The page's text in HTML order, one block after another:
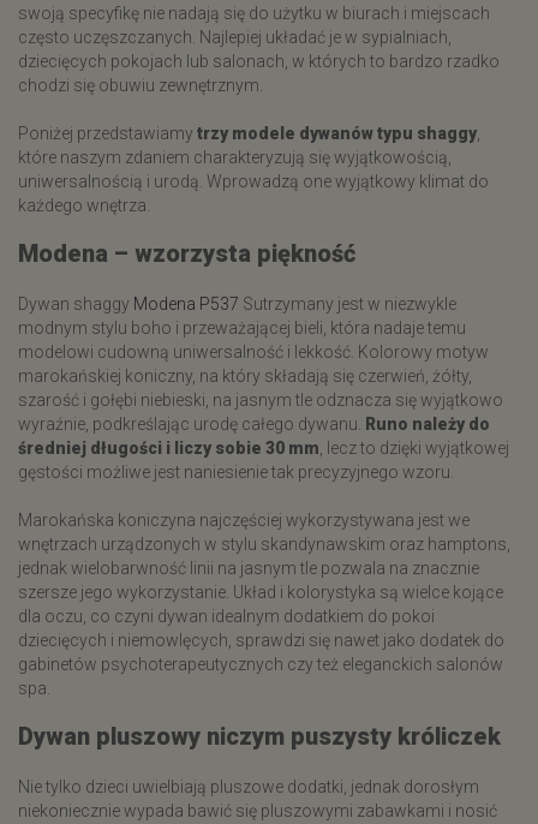
swoją specyfikę nie nadają się do użytku w biurach i miejscach
często uczęszczanych. Najlepiej układać je w sypialniach,
dziecięcych pokojach lub salonach, w których to bardzo rzadko
chodzi się obuwiu zewnętrznym.
Poniżej przedstawiamy trzy modele dywanów typu shaggy
które naszym zdaniem charakteryzują się wyjątkowością,
uniwersalnością i urodą. Wprowadzą one wyjątkowy klimat do
każdego wnętrza.
Modena – wzorzysta piękność
Dywan shaggy Modena P537 Sutrzymany jest w niezwykle
modnym stylu boho i przeważającej bieli, która nadaje temu
modelowi cudowną uniwersalność i lekkość. Kolorowy motyw
marokańskiej koniczny, na który składają się czerwień, żółty,
szarość i gołębi niebieski, na jasnym tle odznacza się wyjątkowo
wyraźnie, podkreślając urodę całego dywanu.
Runo należy do
średniej długości i liczy sobie 30 mm , lecz to dzięki wyjątkowej
gęstości możliwe jest naniesienie tak precyzyjnego wzoru.
Marokańska koniczyna najczęściej wykorzystywana jest we
wnętrzach urządzonych w stylu skandynawskim oraz hamptons,
jednak wielobarwność linii na jasnym tle pozwala na znacznie
szersze jego wykorzystanie. Układ i kolorystyka są wielce kojące
dla oczu, co czyni dywan idealnym dodatkiem do pokoi
dziecięcych i niemowlęcych, sprawdzi się nawet jako dodatek do
gabinetów psychoterapeutycznych czy też eleganckich salonów
spa.
Dywan pluszowy niczym puszysty króliczek
Nie tylko dzieci uwielbiają pluszowe dodatki, jednak dorosłym
niekoniecznie wypada bawić się pluszowymi zabawkami i nosić